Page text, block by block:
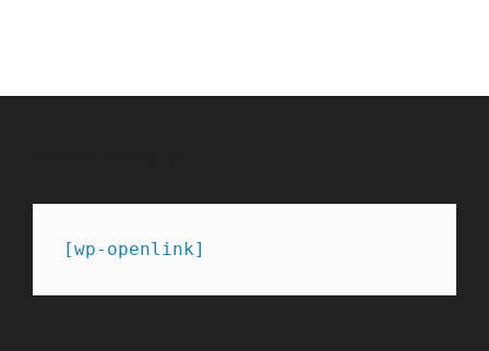
[wp-openlink]